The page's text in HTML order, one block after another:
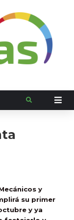
y
su primer
y ya